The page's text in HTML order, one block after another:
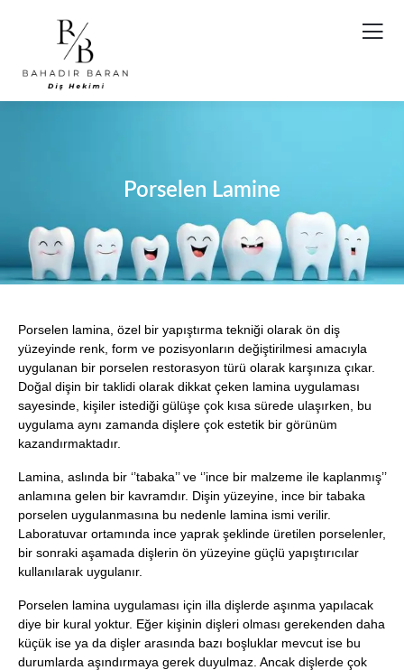
Porselen Lamine
Porselen lamina, özel bir yapıştırma tekniği olarak ön diş
yüzeyinde renk, form ve pozisyonların değiştirilmesi amacıyla
uygulanan bir porselen restorasyon türü olarak karşınıza çıkar.
Doğal dişin bir taklidi olarak dikkat çeken lamina uygulaması
sayesinde, kişiler istediği gülüşe çok kısa sürede ulaşırken, bu
uygulama aynı zamanda dişlere çok estetik bir görünüm
kazandırmaktadır.
Lamina, aslında bir ‘’tabaka’’ ve ‘’ince bir malzeme ile kaplanmış’’
anlamına gelen bir kavramdır. Dişin yüzeyine, ince bir tabaka
porselen uygulanmasına bu nedenle lamina ismi verilir.
Laboratuvar ortamında ince yaprak şeklinde üretilen porselenler,
bir sonraki aşamada dişlerin ön yüzeyine güçlü yapıştırıcılar
kullanılarak uygulanır.
Porselen lamina uygulaması için illa dişlerde aşınma yapılacak
diye bir kural yoktur. Eğer kişinin dişleri olması gerekenden daha
küçük ise ya da dişler arasında bazı boşluklar mevcut ise bu
durumlarda aşındırmaya gerek duyulmaz. Ancak dişlerde çok